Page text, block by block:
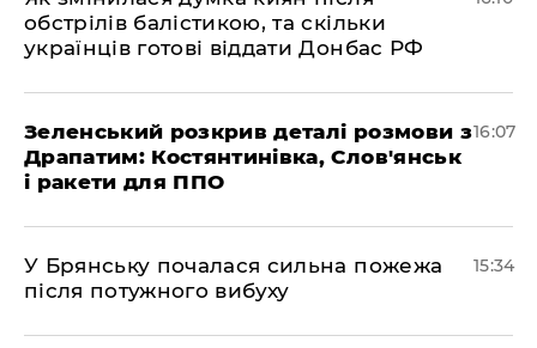
обстрілів балістикою, та скільки
українців готові віддати Донбас РФ
Зеленський розкрив деталі розмови з
Драпатим: Костянтинівка, Слов'янськ
і ракети для ППО
16:07
У Брянську почалася сильна пожежа
після потужного вибуху
15:34